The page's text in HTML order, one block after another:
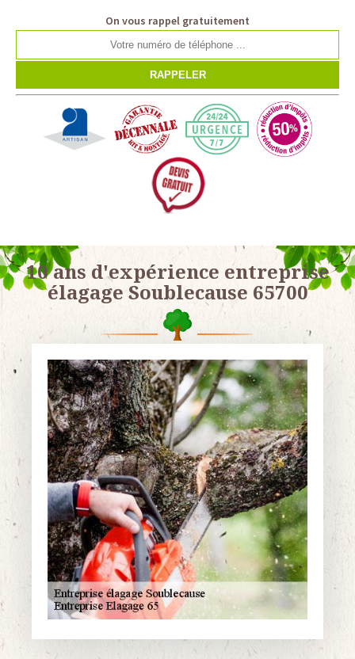
On vous rappel gratuitement
10 ans d'expérience entreprise
élagage Soublecause 65700